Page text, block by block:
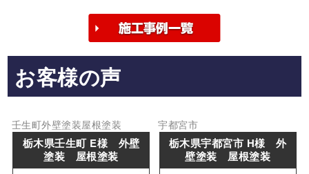
お客様の声
壬生町外壁塗装屋根塗装
栃木県壬生町 E様 外壁
塗装 屋根塗装
宇都宮市
栃木県宇都宮市 H様 外
壁塗装 屋根塗装